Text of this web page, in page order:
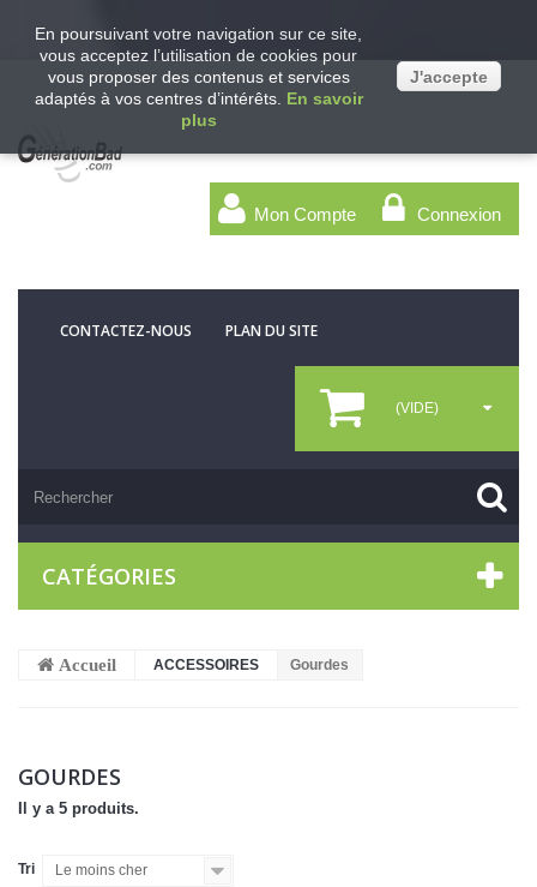
Connexion
Mon Compte
CONTACTEZ-NOUS PLAN DU SITE
(VIDE)
CATÉGORIES
Accueil ACCESSOIRES Gourdes
GOURDES
Il y a 5 produits.
Tri Le moins cher
En poursuivant votre navigation sur ce site,
vous acceptez l’utilisation de cookies pour
vous proposer des contenus et services
adaptés à vos centres d’intérêts. En savoir
plus
J'accepte